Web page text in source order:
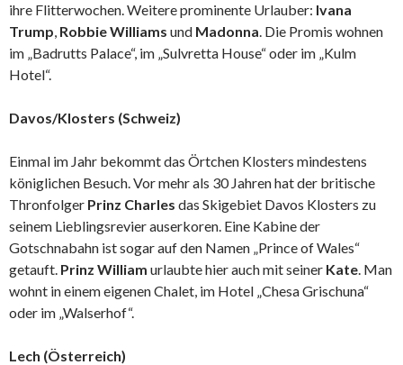
ihre Flitterwochen. Weitere prominente Urlauber: Ivana
Trump, Robbie Williams und Madonna. Die Promis wohnen
im „Badrutts Palace“, im „Sulvretta House“ oder im „Kulm
Hotel“.
Davos/Klosters (Schweiz)
Einmal im Jahr bekommt das Örtchen Klosters mindestens
königlichen Besuch. Vor mehr als 30 Jahren hat der britische
Thronfolger Prinz Charles das Skigebiet Davos Klosters zu
seinem Lieblingsrevier auserkoren. Eine Kabine der
Gotschnabahn ist sogar auf den Namen „Prince of Wales“
getauft. Prinz William urlaubte hier auch mit seiner Kate. Man
wohnt in einem eigenen Chalet, im Hotel „Chesa Grischuna“
oder im „Walserhof“.
Lech (Österreich)